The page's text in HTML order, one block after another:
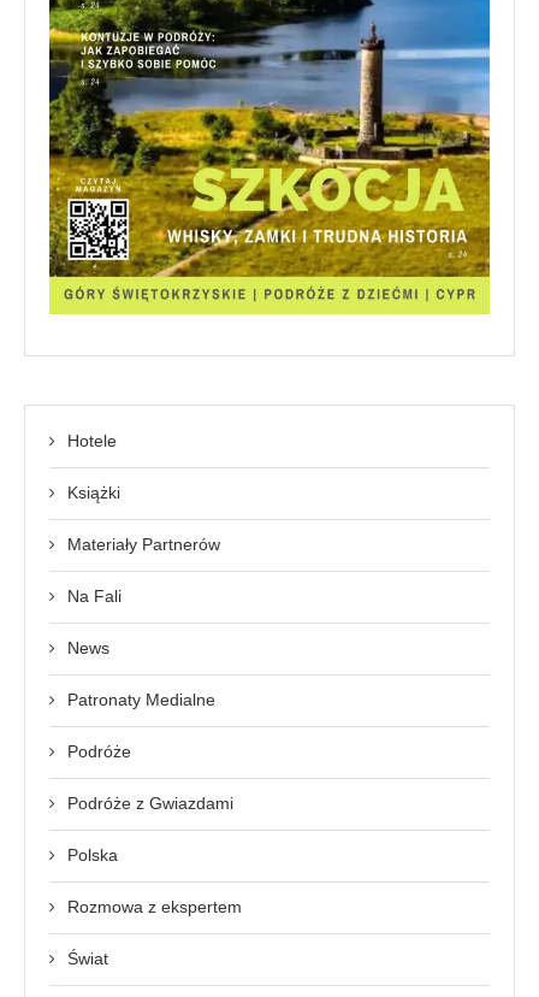
Hotele
Książki
Materiały Partnerów
Na Fali
News
Patronaty Medialne
Podróże
Podróże z Gwiazdami
Polska
Rozmowa z ekspertem
Świat